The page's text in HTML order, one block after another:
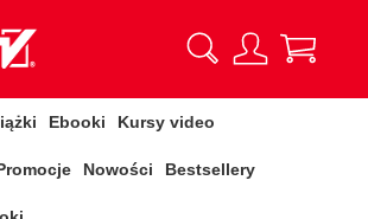
Ebooki Kursy video
Nowości Bestsellery